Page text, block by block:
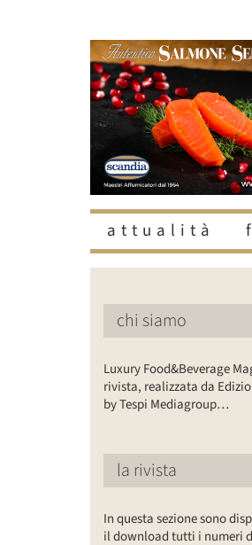
attualità
chi siamo
Luxury Food&Beverage
rivista, realizzata da
by Tespi Mediagroup…
la rivista
In questa sezione sono
il download tutti i numeri